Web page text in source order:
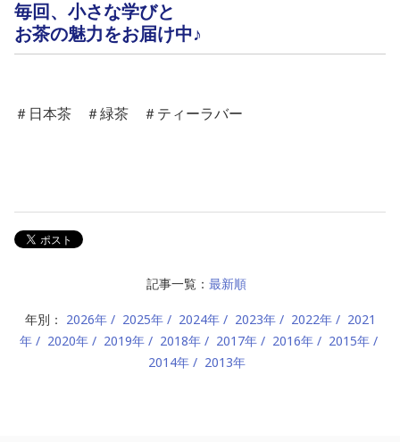
毎回、小さな学びと
お茶の魅力をお届け中♪
＃日本茶 ＃緑茶 ＃ティーラバー
記事一覧： 最新順
年別： 2026年 2025年 2024年 2023年 2022年
2021
年
2020年 2019年 2018年 2017年 2016年
2015年
2014年
2013年